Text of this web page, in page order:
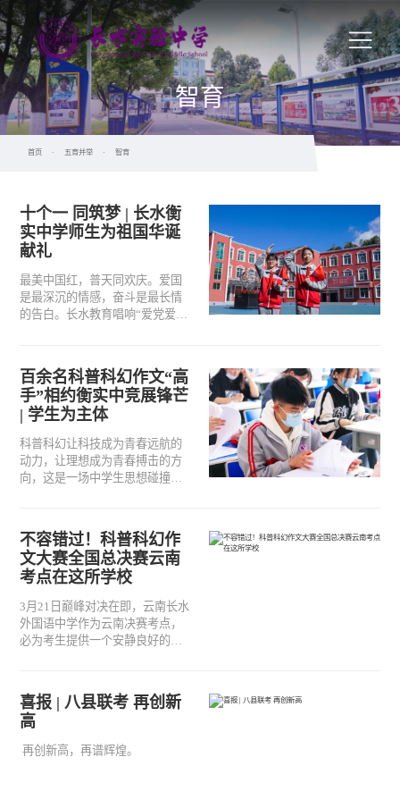
智育
首页 · 五育并举 · 智育
十个一 同筑梦 | 长水衡
实中学师生为祖国华诞
献礼
最美中国红，普天同欢庆。爱国
是最深沉的情感，奋斗是最长情
的告白。长水教育唱响“爱党爱国
展“十个一，同筑梦”系列活动，祝
福祖国母亲生日快乐！
百余名科普科幻作文“高
手”相约衡实中竞展锋芒
| 学生为主体
科普科幻让科技成为青春远航的
动力，让理想成为青春搏击的方
向，这是一场中学生思想碰撞、
场中学生绽放青春魅力的比赛。3
月21日，来自全省百余名中学
生，汇聚在云南长水外国语中学
（衡实中长外校区）参加第七届
决赛，向着冠军发起最后的冲
刺！
不容错过！科普科幻作
文大赛全国总决赛云南
考点在这所学校
3月21日巅峰对决在即，云南长水
外国语中学作为云南决赛考点，
必为考生提供一个安静良好的考
喜报 | 八县联考 再创新
高
再创新高，再谱辉煌。